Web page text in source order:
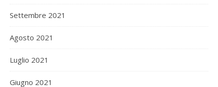
Settembre 2021
Agosto 2021
Luglio 2021
Giugno 2021